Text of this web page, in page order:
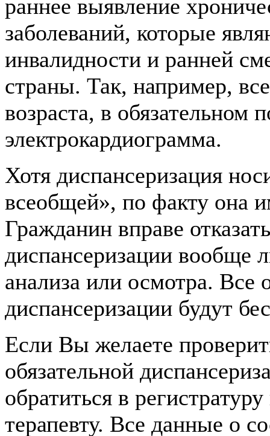
раннее выявление
заболеваний, которые
инвалидности и ранней
страны. Так, например,
возраста, в обязательном
электрокардиограмма.
Хотя диспансеризация
всеобщей», по факту она
Гражданин вправе
диспансеризации вообще
анализа или осмотра.
диспансеризации будут
Если Вы желаете
обязательной
обратиться в
терапевту. Все данные о